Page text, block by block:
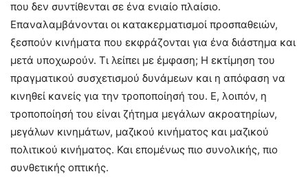
που δεν συντίθενται σε ένα ενιαίο πλαίσιο.
Επαναλαμβάνονται οι κατακερματισμοί προσπαθειών,
ξεσπούν κινήματα που εκφράζονται για ένα διάστημα και
μετά υποχωρούν. Τι λείπει με έμφαση; Η εκτίμηση του
πραγματικού συσχετισμού δυνάμεων και η απόφαση να
κινηθεί κανείς για την τροποποίησή του. Ε, λοιπόν, η
τροποποίησή του είναι ζήτημα μεγάλων ακροατηρίων,
μεγάλων κινημάτων, μαζικού κινήματος και μαζικού
πολιτικού κινήματος. Και επομένως πιο συνολικής, πιο
συνθετικής οπτικής.